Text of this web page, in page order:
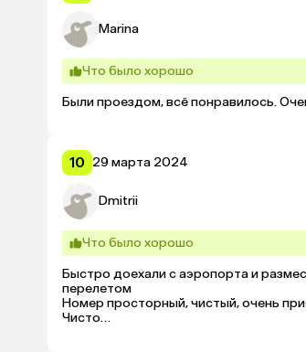
Marina
Что было хорошо
Были проездом, всё понравилось.
10 29 марта 2024
Dmitrii
Что было хорошо
Быстро доехали с аэропорта и
перелетом
Номер просторный, чистый, очень
Чисто